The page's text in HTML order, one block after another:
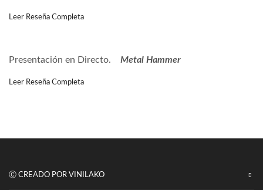
Leer Reseña Completa
Presentación en Directo. Metal Hammer
Leer Reseña Completa
Ⓒ CREADO POR VINILAKO